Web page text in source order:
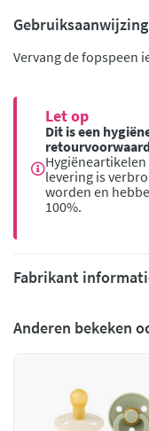
Gebruiksaanwijzing
Vervang de fopspeen
Let op
Dit is een
levering is
worden en
100%.
Fabrikant
Anderen bekeken